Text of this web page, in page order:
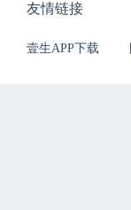
友情链接
壹生APP下载